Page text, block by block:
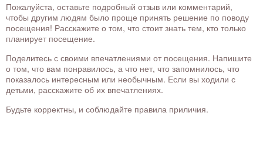
Пожалуйста, оставьте подробный отзыв или комментарий,
чтобы другим людям было проще принять решение по поводу
посещения! Расскажите о том, что стоит знать тем, кто только
планирует посещение.
Поделитесь с своими впечатлениями от посещения. Напишите
о том, что вам понравилось, а что нет, что запомнилось, что
показалось интересным или необычным. Если вы ходили с
детьми, расскажите об их впечатлениях.
Будьте корректны, и соблюдайте правила приличия.